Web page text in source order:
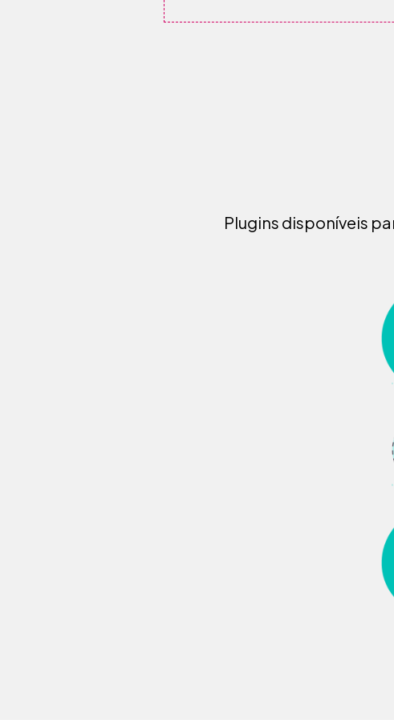
Plugins disponíveis